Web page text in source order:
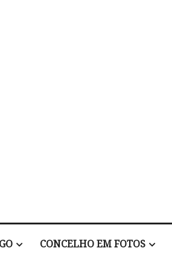
CONCELHO EM FOTOS